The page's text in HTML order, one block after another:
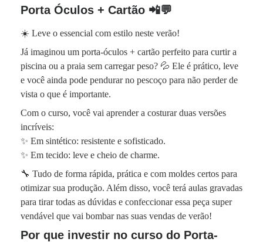
Porta Óculos + Cartão 📲💬
☀️ Leve o essencial com estilo neste verão!
Já imaginou um porta-óculos + cartão perfeito para curtir a
piscina ou a praia sem carregar peso? 💦 Ele é prático, leve
e você ainda pode pendurar no pescoço para não perder de
vista o que é importante.
Com o curso, você vai aprender a costurar duas versões
incríveis:
✨ Em sintético: resistente e sofisticado.
✨ Em tecido: leve e cheio de charme.
🔧 Tudo de forma rápida, prática e com moldes certos para
otimizar sua produção. Além disso, você terá aulas gravadas
para tirar todas as dúvidas e confeccionar essa peça super
vendável que vai bombar nas suas vendas de verão!
Por que investir no curso do Porta-